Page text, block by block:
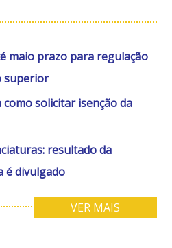
maio prazo para regulação
superior
como solicitar isenção da
resultado da
é divulgado
VER MAIS